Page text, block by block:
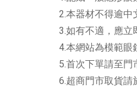
2.本器材不得逾中
3.如有不適，應立
4.本網站為模範眼
5.首次下單請至門
6.超商門市取貨請